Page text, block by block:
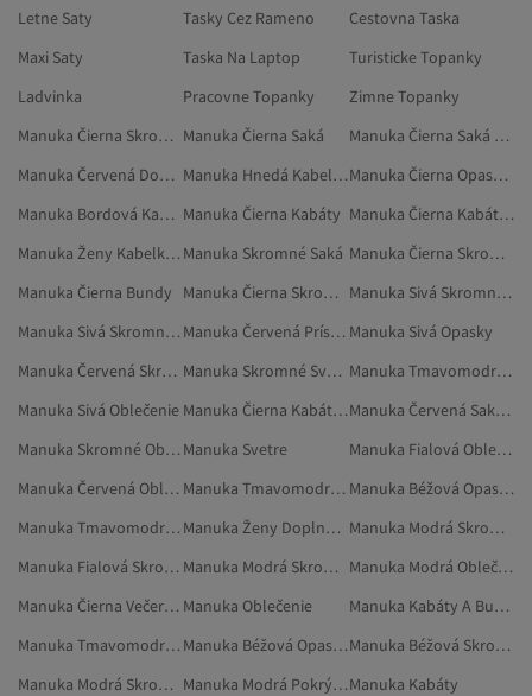
Letne Saty
Tasky Cez Rameno
Cestovna Taska
Maxi Saty
Taska Na Laptop
Turisticke Topanky
Ladvinka
Pracovne Topanky
Zimne Topanky
Manuka Čierna Skromné Oblečenie Manuka Čierna Saká
Manuka Čierna Saká A Vesty
Manuka Červená Doplnky Ku Kabelkám
Manuka Hnedá Kabelky Cez Rameno
Manuka Čierna Opasky A Traky
Manuka Bordová Kabelky Cez Rameno Manuka Čierna Kabáty
Manuka Čierna Kabáty A Bundy
Manuka Ženy Kabelky Cez Rameno Manuka Skromné Saká
Manuka Čierna Skromné Košele
Manuka Čierna Bundy
Manuka Čierna Skromné Kabáty
Manuka Sivá Skromné Saká
Manuka Sivá Skromné Oblečenie
Manuka Červená Príslušenstvo Manuka Sivá Opasky
Manuka Červená Skromné Oblečenie
Manuka Skromné Svetre
Manuka Tmavomodrá Skromné Oblečenie
Manuka Sivá Oblečenie
Manuka Čierna Kabáty A Trenčkoty
Manuka Červená Saká A Vesty
Manuka Skromné Oblečenie Manuka Svetre
Manuka Fialová Oblečenie
Manuka Červená Oblečenie
Manuka Tmavomodrá Svetre
Manuka Béžová Opasky
Manuka Tmavomodrá Oblečenie
Manuka Ženy Doplnky Ku Kabelkám
Manuka Modrá Skromné Oblečenie
Manuka Fialová Skromné Oblečenie
Manuka Modrá Skromné Saká
Manuka Modrá Oblečenie
Manuka Čierna Večerné A Plesové Šaty Manuka Oblečenie
Manuka Kabáty A Bundy
Manuka Tmavomodrá Skromné Kabáty
Manuka Béžová Opasky A Traky
Manuka Béžová Skromné Oblečenie
Manuka Modrá Skromné Svetre
Manuka Modrá Pokrývky HlavyManuka Kabáty